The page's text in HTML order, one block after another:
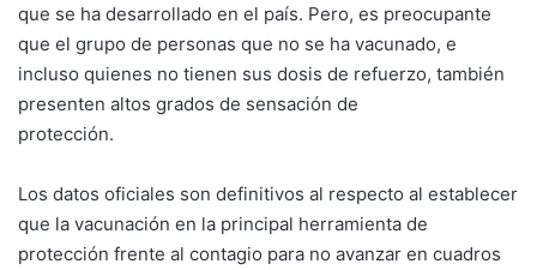
que se ha desarrollado en el país. Pero, es preocupante
que el grupo de personas que no se ha vacunado, e
incluso quienes no tienen sus dosis de refuerzo, también
presenten altos grados de sensación de
protección.
Los datos oficiales son definitivos al respecto al establecer
que la vacunación en la principal herramienta de
protección frente al contagio para no avanzar en cuadros